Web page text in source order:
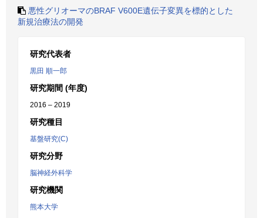
悪性グリオーマのBRAF V600E遺伝子変異を標的とした
新規治療法の開発
研究代表者
黒田 順一郎
研究期間 (年度)
2016 – 2019
研究種目
基盤研究(C)
研究分野
脳神経外科学
研究機関
熊本大学